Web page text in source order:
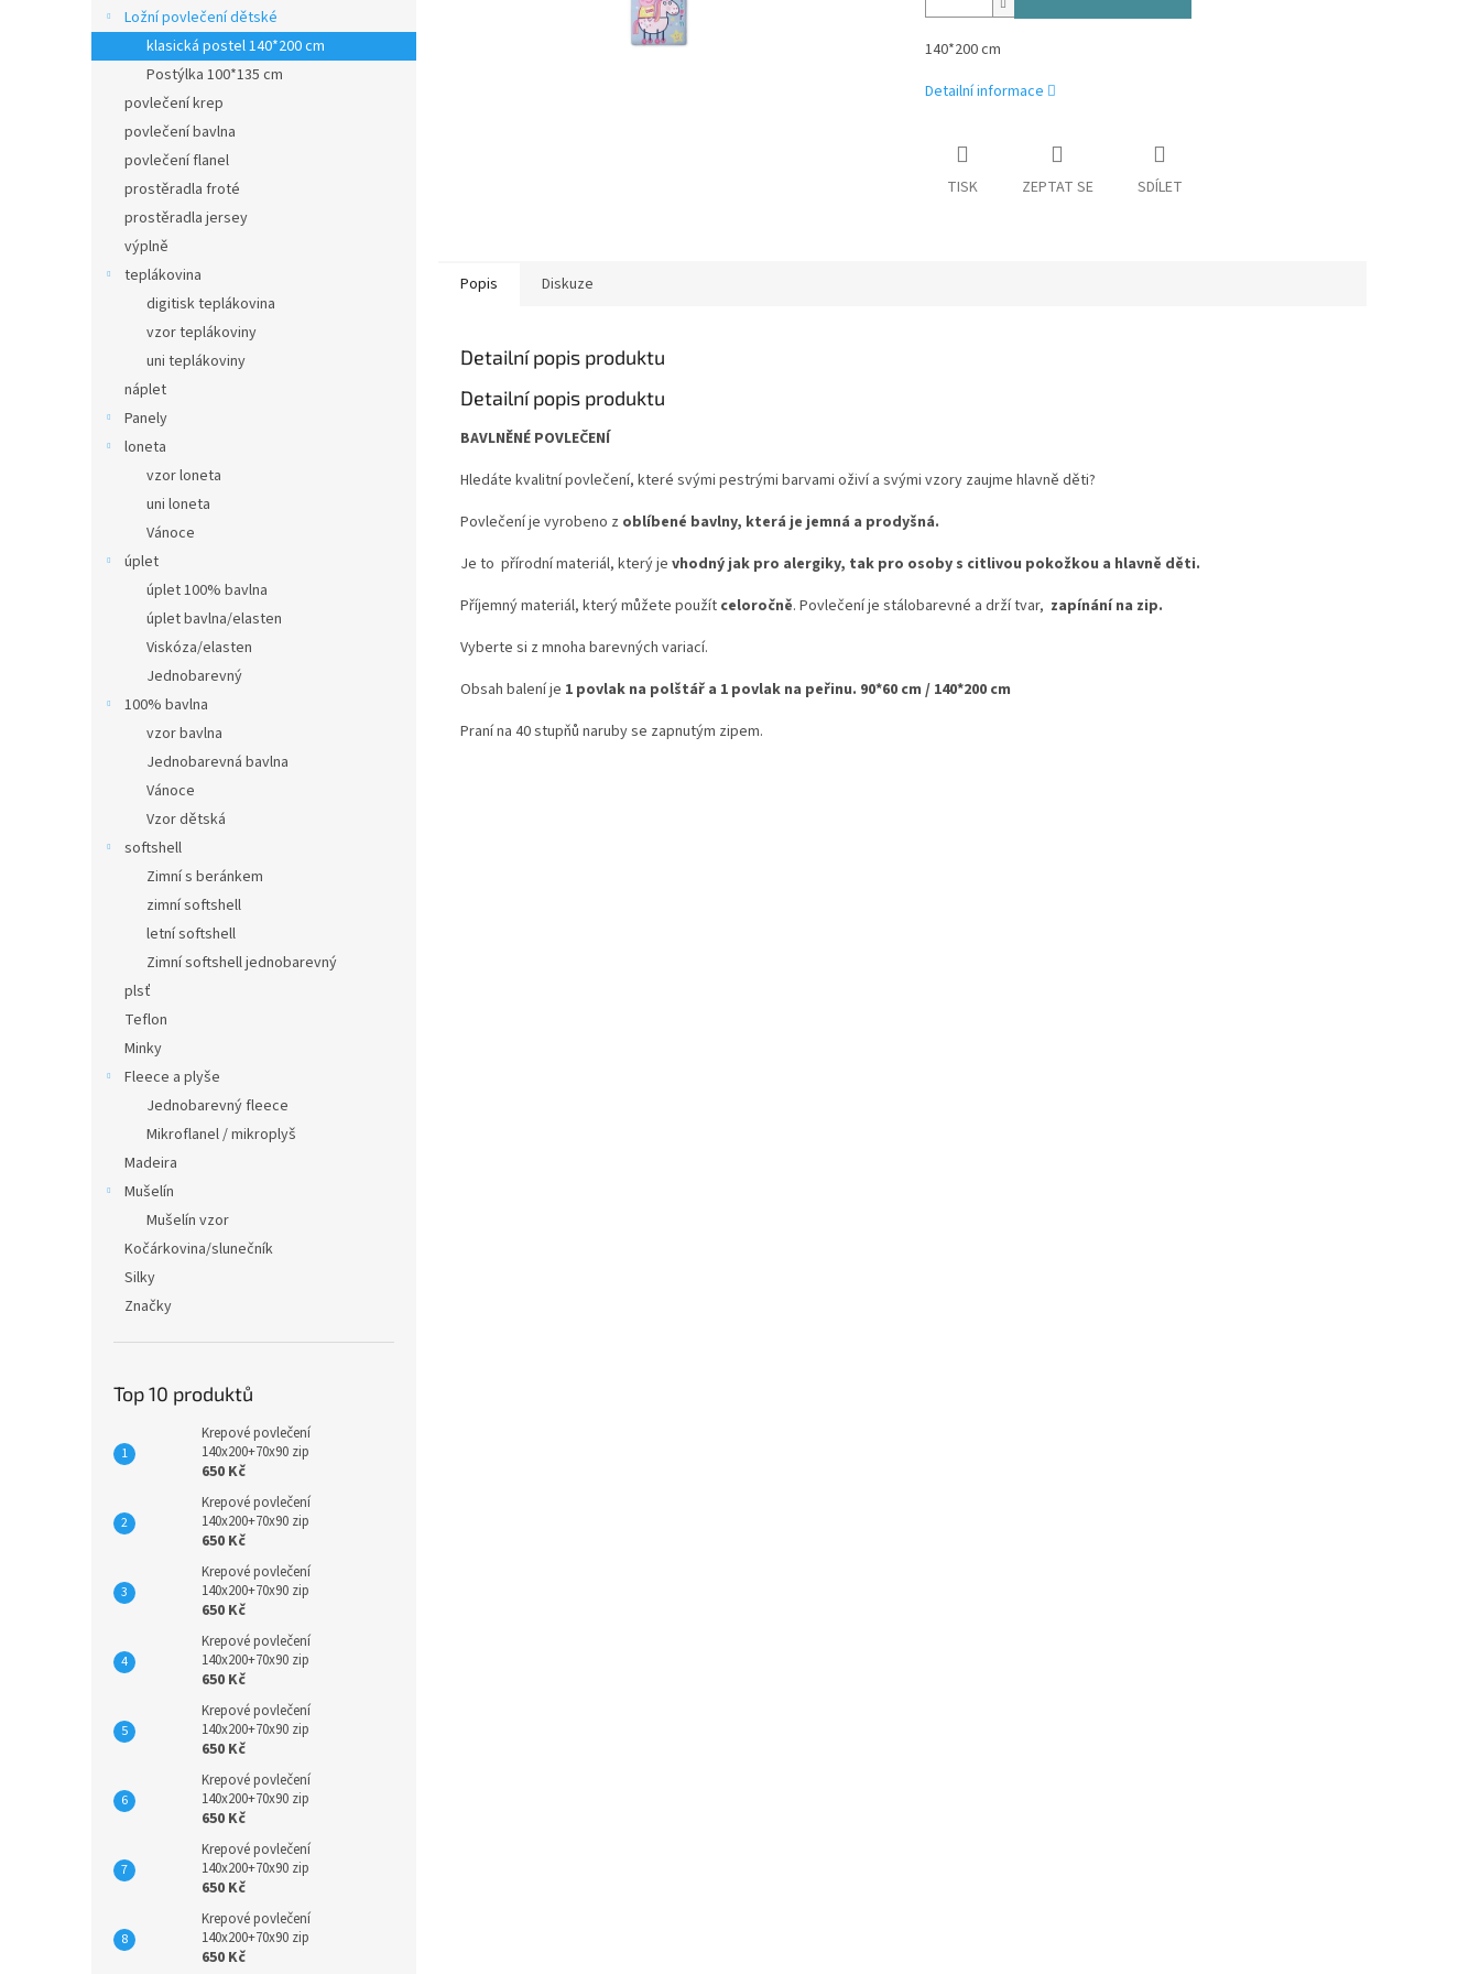
e
l
Ložní povlečení dětské
klasická postel 140*200 cm
Postýlka 100*135 cm
povlečení krep
povlečení bavlna
povlečení flanel
prostěradla froté
prostěradla jersey
výplně
teplákovina
digitisk teplákovina
vzor teplákoviny
uni teplákoviny
náplet
Panely
loneta
vzor loneta
uni loneta
Vánoce
úplet
úplet 100% bavlna
úplet bavlna/elasten
Viskóza/elasten
Jednobarevný
100% bavlna
vzor bavlna
Jednobarevná bavlna
Vánoce
Vzor dětská
softshell
Zimní s beránkem
zimní softshell
letní softshell
Zimní softshell jednobarevný
plsť
Teflon
Minky
Fleece a plyše
Jednobarevný fleece
Mikroflanel / mikroplyš
Madeira
Mušelín
Mušelín vzor
Kočárkovina/slunečník
Silky
Značky
Top 10 produktů
Krepové povlečení
140x200+70x90 zip
650 Kč
Krepové povlečení
140x200+70x90 zip
650 Kč
Krepové povlečení
140x200+70x90 zip
650 Kč
Krepové povlečení
140x200+70x90 zip
650 Kč
Krepové povlečení
140x200+70x90 zip
650 Kč
Krepové povlečení
140x200+70x90 zip
650 Kč
Krepové povlečení
140x200+70x90 zip
650 Kč
Krepové povlečení
140x200+70x90 zip
650 Kč
140*200 cm
Detailní informace
TISK ZEPTAT SE SDÍLET
Popis Diskuze
Detailní popis produktu
Detailní popis produktu
BAVLNĚNÉ POVLEČENÍ
Hledáte kvalitní povlečení, které svými pestrými barvami oživí a svými vzory zaujme hlavně děti?
Povlečení je vyrobeno z oblíbené bavlny, která je jemná a prodyšná.
Je to přírodní materiál, který je vhodný jak pro alergiky, tak pro osoby s citlivou pokožkou a hlavně děti.
Příjemný materiál, který můžete použít celoročně. Povlečení je stálobarevné a drží tvar, zapínání na zip.
Vyberte si z mnoha barevných variací.
Obsah balení je 1 povlak na polštář a 1 povlak na peřinu. 90*60 cm / 140*200 cm
Praní na 40 stupňů naruby se zapnutým zipem.